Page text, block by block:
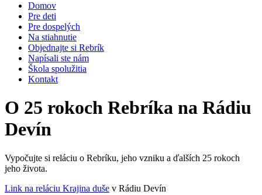
Domov
Pre deti
Pre dospelých
Na stiahnutie
Objednajte si Rebrík
Napísali ste nám
Škola spolužitia
Kontakt
O 25 rokoch Rebríka na Rádiu
Devín
Vypočujte si reláciu o Rebríku, jeho vzniku a ďalších 25 rokoch
jeho života.
Link na reláciu Krajina duše v Rádiu Devín